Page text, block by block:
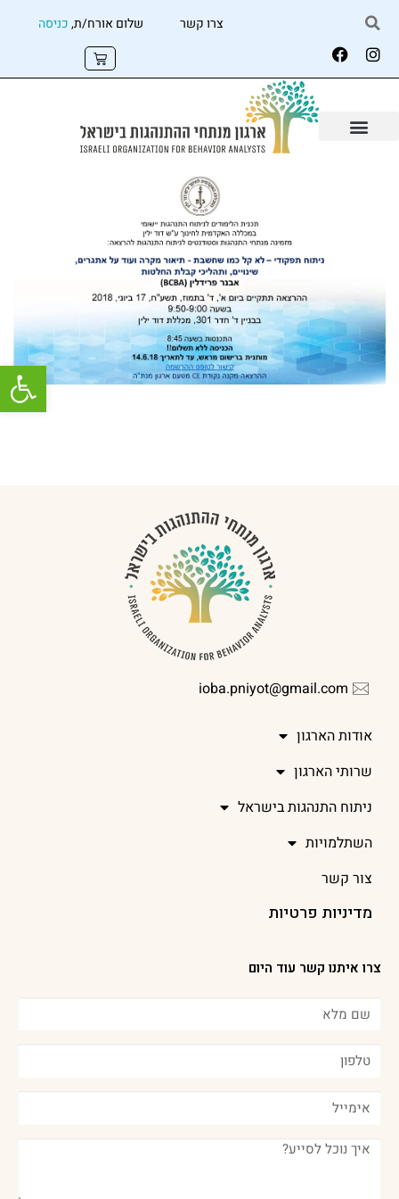
צרו קשר שלום אורח/ת,כניסה
ioba.pniyot@gmail.com
אודות הארגון
שרותי הארגון
ניתוח התנהגות בישראל
השתלמויות
צור קשר
מדיניות פרטיות
צרו איתנו קשר עוד היום